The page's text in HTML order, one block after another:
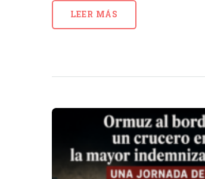
LEER MÁS